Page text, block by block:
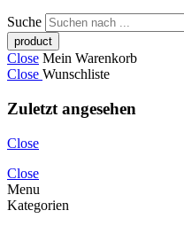
Suche
Close Mein Warenkorb
Close Wunschliste
Zuletzt angesehen
Close
Close
Menu
Kategorien